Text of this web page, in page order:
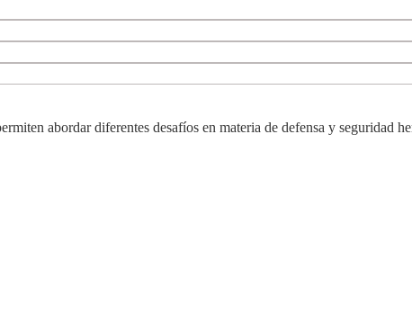
abordar diferentes desafíos en materia de defensa y seguridad